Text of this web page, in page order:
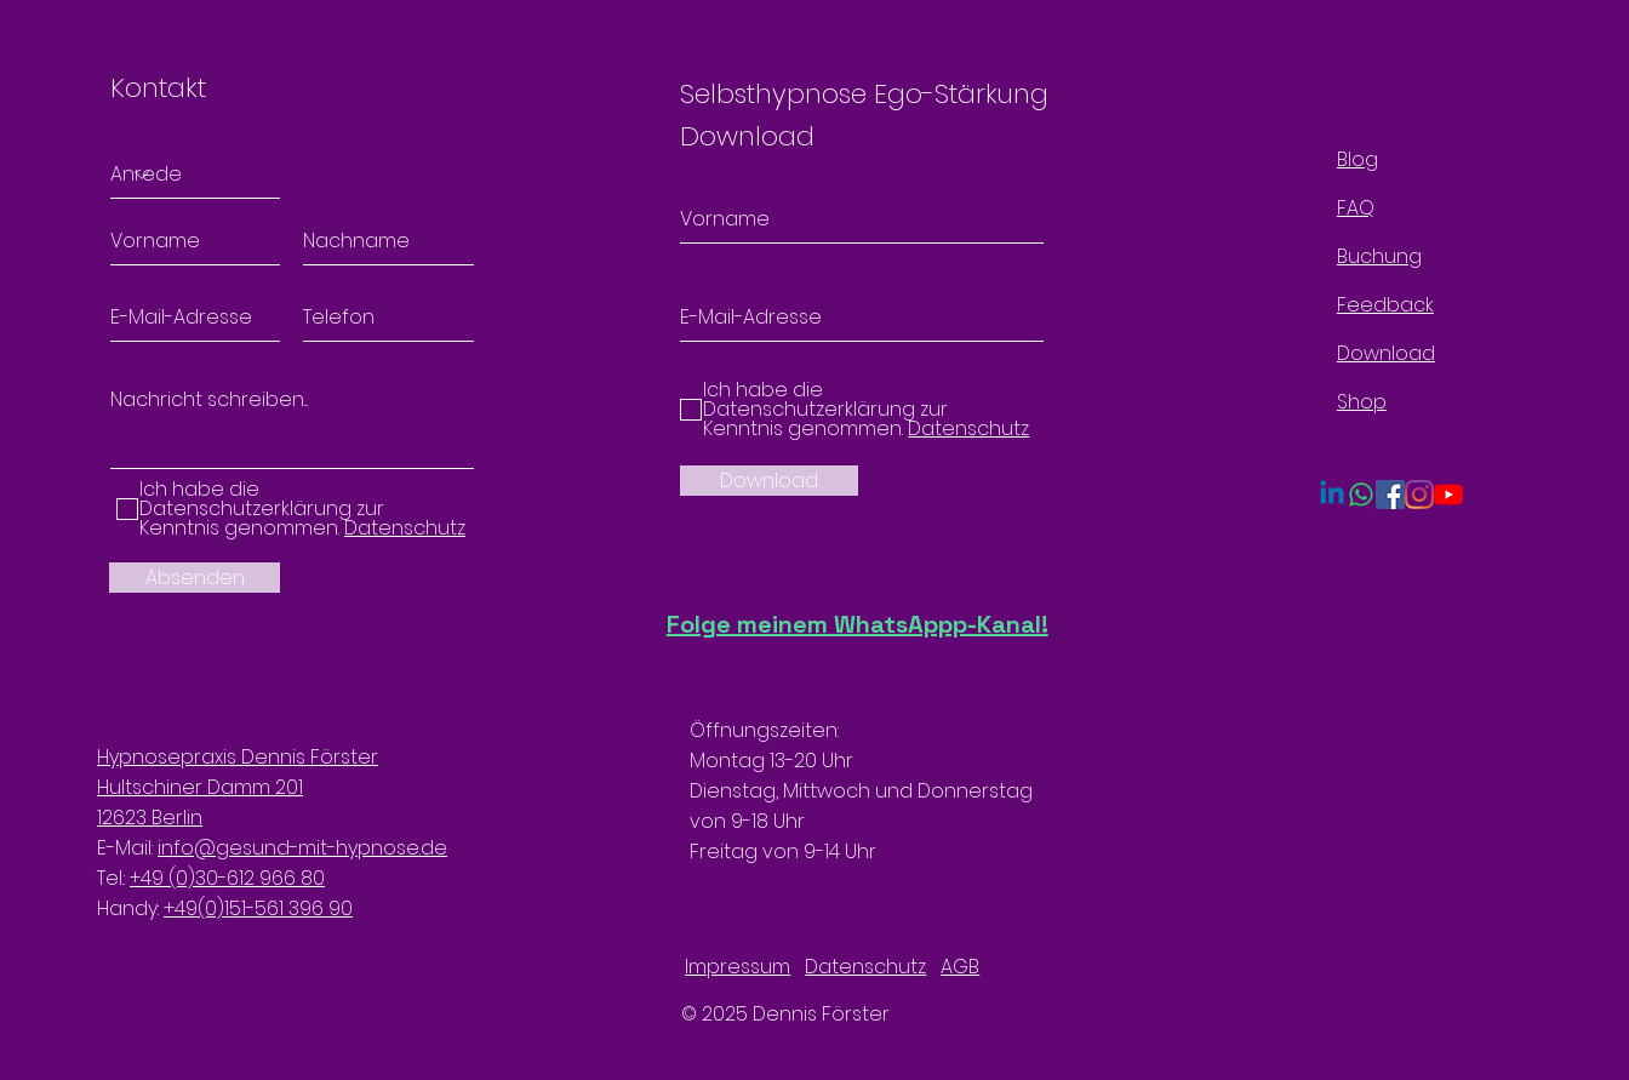
Kontakt
Ich habe die
Datenschutzerklärung zur
Kenntnis genommen.Datenschutz
Absenden
Hypnosepraxis Dennis Förster
Hultschiner Damm 201
12623 Berlin
E-Mail: info@gesund-mit-hypnose.de
Tel.:+49 (0)30-612 966 80
Handy:+49(0)151-561 396 90
Selbsthypnose Ego-Stärkung
Download
Ich habe die
Datenschutzerklärung zur
Kenntnis genommen.Datenschutz
Download
Folge meinem WhatsAppp-Kanal!
Öffnungszeiten:
Montag 13-20 Uhr
Dienstag, Mittwoch und Donnerstag
von 9-18 Uhr
Freitag von 9-14 Uhr
Impressum Datenschutz AGB
© 2025 Dennis Förster
Blog
FAQ
Buchung
Feedback
Download
Shop